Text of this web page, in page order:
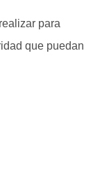
para
que puedan